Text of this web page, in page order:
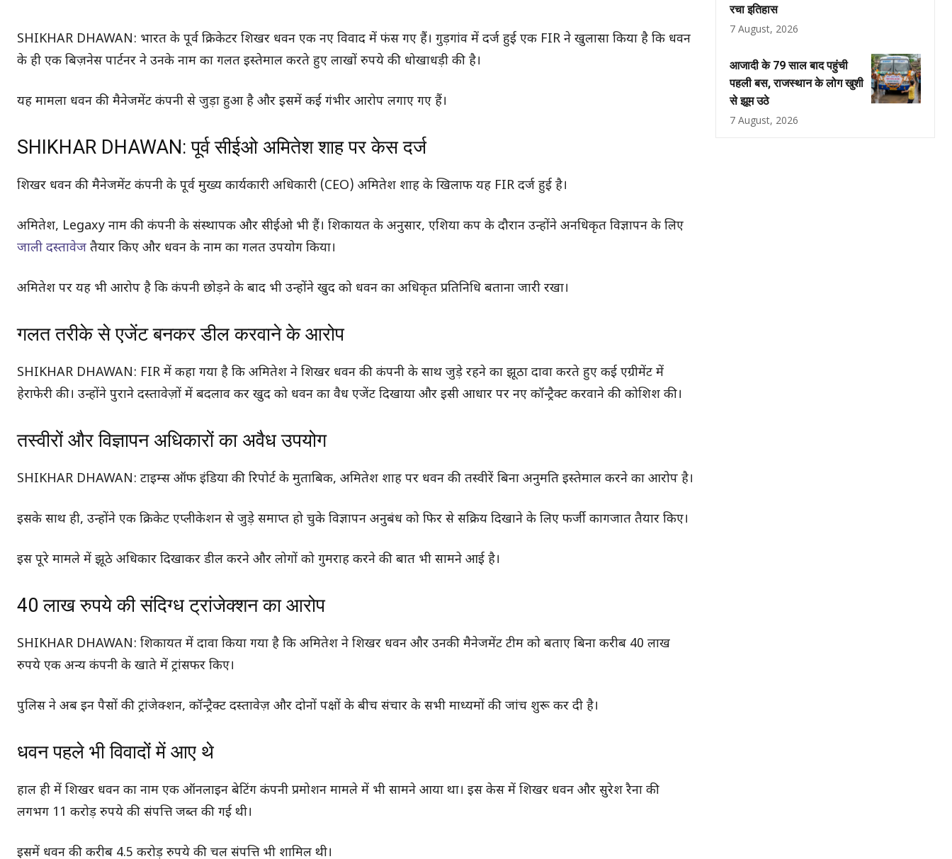
SHIKHAR DHAWAN: भारत के पूर्व क्रिकेटर शिखर धवन एक नए विवाद में फंस गए हैं। गुड़गांव में दर्ज हुई एक FIR ने खुलासा किया है कि धवन
के ही एक बिज़नेस पार्टनर ने उनके नाम का गलत इस्तेमाल करते हुए लाखों रुपये की धोखाधड़ी की है।
यह मामला धवन की मैनेजमेंट कंपनी से जुड़ा हुआ है और इसमें कई गंभीर आरोप लगाए गए हैं।
SHIKHAR DHAWAN: पूर्व सीईओ अमितेश शाह पर केस दर्ज
शिखर धवन की मैनेजमेंट कंपनी के पूर्व मुख्य कार्यकारी अधिकारी (CEO) अमितेश शाह के खिलाफ यह FIR दर्ज हुई है।
अमितेश, Legaxy नाम की कंपनी के संस्थापक और सीईओ भी हैं। शिकायत के अनुसार, एशिया कप के दौरान उन्होंने अनधिकृत विज्ञापन के लिए
जाली दस्तावेज तैयार किए और धवन के नाम का गलत उपयोग किया।
अमितेश पर यह भी आरोप है कि कंपनी छोड़ने के बाद भी उन्होंने खुद को धवन का अधिकृत प्रतिनिधि बताना जारी रखा।
गलत तरीके से एजेंट बनकर डील करवाने के आरोप
SHIKHAR DHAWAN: FIR में कहा गया है कि अमितेश ने शिखर धवन की कंपनी के साथ जुड़े रहने का झूठा दावा करते हुए कई एग्रीमेंट में
हेराफेरी की। उन्होंने पुराने दस्तावेज़ों में बदलाव कर खुद को धवन का वैध एजेंट दिखाया और इसी आधार पर नए कॉन्ट्रैक्ट करवाने की कोशिश की।
तस्वीरों और विज्ञापन अधिकारों का अवैध उपयोग
SHIKHAR DHAWAN: टाइम्स ऑफ इंडिया की रिपोर्ट के मुताबिक, अमितेश शाह पर धवन की तस्वीरें बिना अनुमति इस्तेमाल करने का आरोप है।
इसके साथ ही, उन्होंने एक क्रिकेट एप्लीकेशन से जुड़े समाप्त हो चुके विज्ञापन अनुबंध को फिर से सक्रिय दिखाने के लिए फर्जी कागजात तैयार किए।
इस पूरे मामले में झूठे अधिकार दिखाकर डील करने और लोगों को गुमराह करने की बात भी सामने आई है।
40 लाख रुपये की संदिग्ध ट्रांजेक्शन का आरोप
SHIKHAR DHAWAN: शिकायत में दावा किया गया है कि अमितेश ने शिखर धवन और उनकी मैनेजमेंट टीम को बताए बिना करीब 40 लाख
रुपये एक अन्य कंपनी के खाते में ट्रांसफर किए।
पुलिस ने अब इन पैसों की ट्रांजेक्शन, कॉन्ट्रैक्ट दस्तावेज़ और दोनों पक्षों के बीच संचार के सभी माध्यमों की जांच शुरू कर दी है।
धवन पहले भी विवादों में आए थे
हाल ही में शिखर धवन का नाम एक ऑनलाइन बेटिंग कंपनी प्रमोशन मामले में भी सामने आया था। इस केस में शिखर धवन और सुरेश रैना की
लगभग 11 करोड़ रुपये की संपत्ति जब्त की गई थी।
इसमें धवन की करीब 4.5 करोड़ रुपये की चल संपत्ति भी शामिल थी।
रचा इतिहास
7 August, 2026
आजादी के 79 साल बाद पहुंची
पहली बस, राजस्थान के लोग खुशी
से झूम उठे
7 August, 2026